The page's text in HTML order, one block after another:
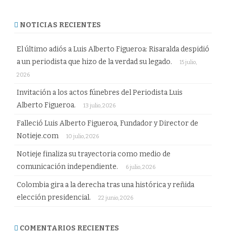
NOTICIAS RECIENTES
El último adiós a Luis Alberto Figueroa: Risaralda despidió
a un periodista que hizo de la verdad su legado.
15 julio,
2026
Invitación a los actos fúnebres del Periodista Luis
Alberto Figueroa.
13 julio, 2026
Falleció Luis Alberto Figueroa, Fundador y Director de
Notieje.com
10 julio, 2026
Notieje finaliza su trayectoria como medio de
comunicación independiente.
6 julio, 2026
Colombia gira a la derecha tras una histórica y reñida
elección presidencial.
22 junio, 2026
COMENTARIOS RECIENTES